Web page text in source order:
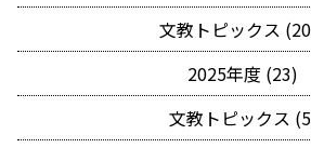
文教トピックス
2025年度 (23)
文教トピックス